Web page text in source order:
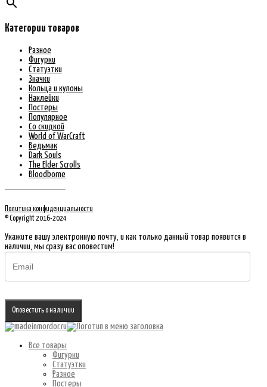
Категории товаров
Разное
Фигурки
Статуэтки
Значки
Кольца и кулоны
Наклейки
Постеры
Популярное
Со скидкой
World of WarCraft
Ведьмак
Dark Souls
The Elder Scrolls
Bloodborne
Политика конфиденциальности
© Copyright 2016-2024
Укажите вашу электронную почту, и как только данный товар появится в
наличии, мы сразу вас оповестим!
Оповестить о наличии
Все товары
Фигурки
Статуэтки
Разное
Постеры